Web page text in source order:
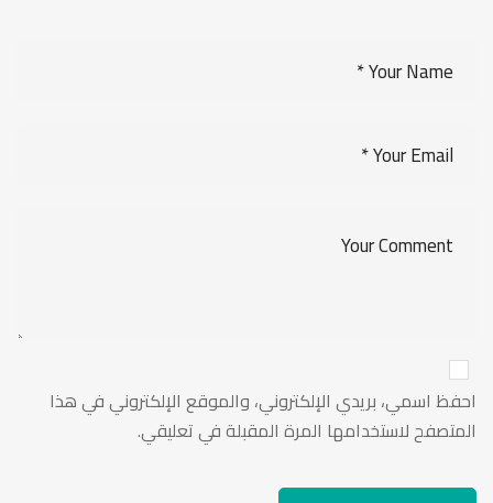
احفظ اسمي، بريدي الإلكتروني، والموقع الإلكتروني في هذا
المتصفح لاستخدامها المرة المقبلة في تعليقي.